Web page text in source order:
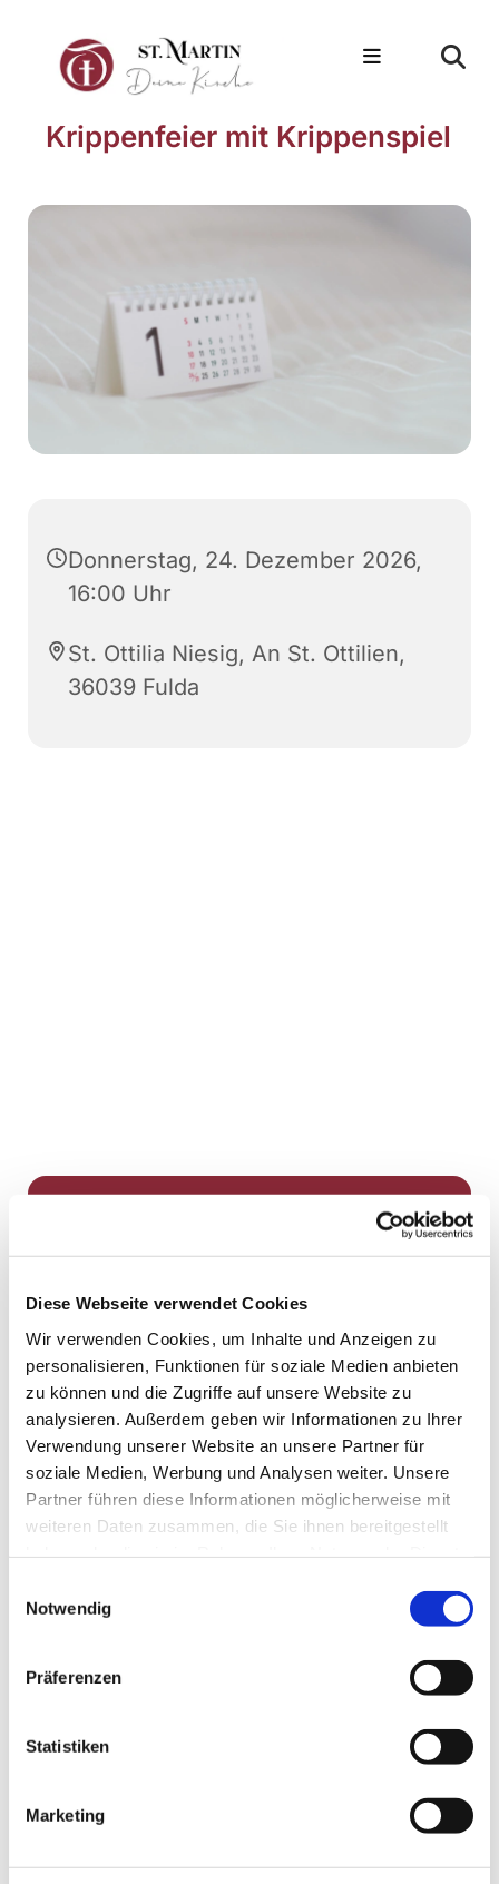
Diese Webseite verwendet Cookies
Wir verwenden Cookies, um Inhalte und Anzeigen zu
personalisieren, Funktionen für soziale Medien anbieten
zu können und die Zugriffe auf unsere Website zu
analysieren. Außerdem geben wir Informationen zu Ihrer
Verwendung unserer Website an unsere Partner für
soziale Medien, Werbung und Analysen weiter. Unsere
Partner führen diese Informationen möglicherweise mit
weiteren Daten zusammen, die Sie ihnen bereitgestellt
Notwendig
Präferenzen
Statistiken
Marketing
Krippenfeier mit Krippenspiel
Donnerstag, 24. Dezember 2026,
16:00 Uhr
St. Ottilia Niesig, An St. Ottilien,
36039 Fulda
Dies könnte Sie auch